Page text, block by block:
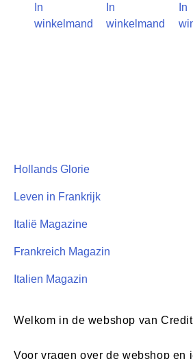
In
winkelmand
In
winkelmand
In
Hollands Glorie
Leven in Frankrijk
Italië Magazine
Frankreich Magazin
Italien Magazin
Welkom in de webshop van
Voor vragen over de webshop en